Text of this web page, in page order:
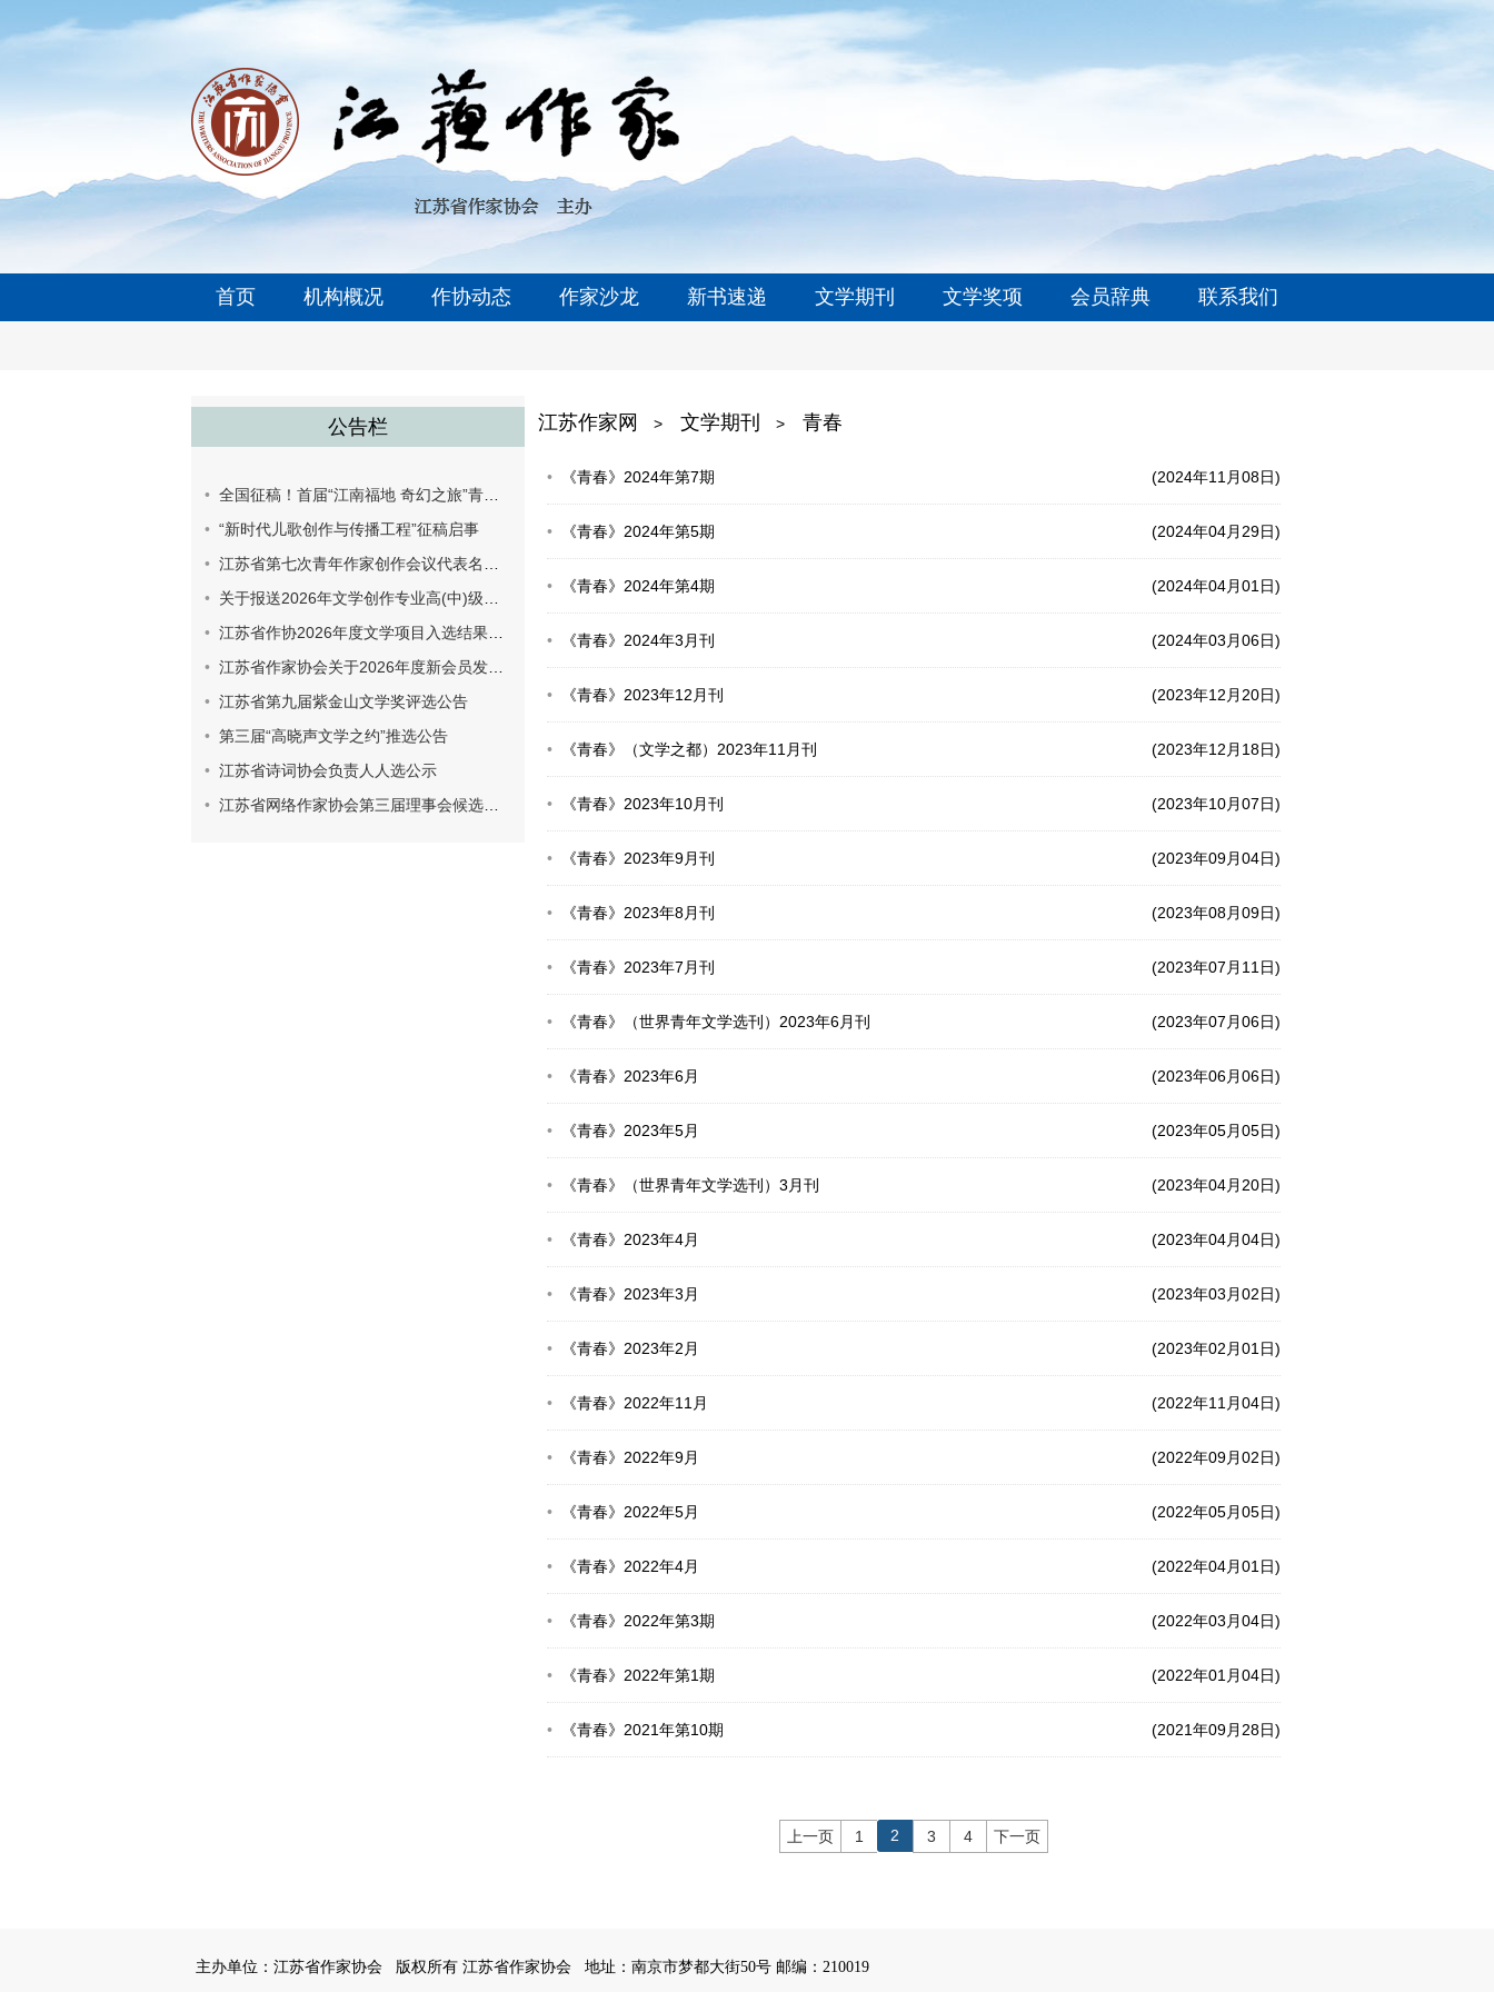
首页 机构概况 作协动态 作家沙龙 新书速递 文学期刊 文学奖项 会员辞典 联系我们
公告栏
全国征稿！首届“江南福地 奇幻之旅”青少年童话创作大赛开始了
“新时代儿歌创作与传播工程”征稿启事
江苏省第七次青年作家创作会议代表名册和登记表
关于报送2026年文学创作专业高(中)级专业技术资格评审材料的通知
江苏省作协2026年度文学项目入选结果公示
江苏省作家协会关于2026年度新会员发展工作的通知
江苏省第九届紫金山文学奖评选公告
第三届“高晓声文学之约”推选公告
江苏省诗词协会负责人人选公示
江苏省网络作家协会第三届理事会候选人建议人选名单公示
江苏作家网 > 文学期刊 > 青春
(2024年11月08日)
《青春》2024年第7期
(2024年04月29日)
《青春》2024年第5期
(2024年04月01日)
《青春》2024年第4期
(2024年03月06日)
《青春》2024年3月刊
(2023年12月20日)
《青春》2023年12月刊
(2023年12月18日)
《青春》（文学之都）2023年11月刊
(2023年10月07日)
《青春》2023年10月刊
(2023年09月04日)
《青春》2023年9月刊
(2023年08月09日)
《青春》2023年8月刊
(2023年07月11日)
《青春》2023年7月刊
(2023年07月06日)
《青春》（世界青年文学选刊）2023年6月刊
(2023年06月06日)
《青春》2023年6月
(2023年05月05日)
《青春》2023年5月
(2023年04月20日)
《青春》（世界青年文学选刊）3月刊
(2023年04月04日)
《青春》2023年4月
(2023年03月02日)
《青春》2023年3月
(2023年02月01日)
《青春》2023年2月
(2022年11月04日)
《青春》2022年11月
(2022年09月02日)
《青春》2022年9月
(2022年05月05日)
《青春》2022年5月
(2022年04月01日)
《青春》2022年4月
(2022年03月04日)
《青春》2022年第3期
(2022年01月04日)
《青春》2022年第1期
(2021年09月28日)
《青春》2021年第10期
上一页 1 2 3 4 下一页
主办单位：江苏省作家协会 版权所有 江苏省作家协会 地址：南京市梦都大街50号 邮编：210019